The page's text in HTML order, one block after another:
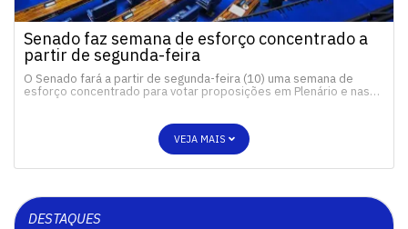
Senado faz semana de esforço concentrado a
partir de segunda-feira
O Senado fará a partir de segunda-feira (10) uma semana de
esforço concentrado para votar proposições em Plenário e nas…
VEJA MAIS
DESTAQUES